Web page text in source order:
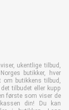
ukentlige tilbud,
butikker, hver
om butikkens tilbud,
tilbudet eller kupp
første som viser de
din! Du kan